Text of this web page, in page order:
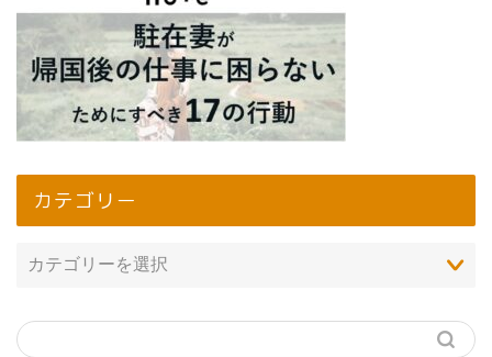
カテゴリー